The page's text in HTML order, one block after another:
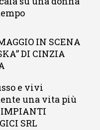
IN SCENA
DI CINZIA
e vivi
una vita più
IMPIANTI
SRL